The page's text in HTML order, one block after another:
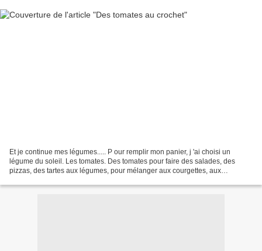
Et je continue mes légumes..... P our remplir mon panier, j 'ai choisi un
légume du soleil. Les tomates. Des tomates pour faire des salades, des
pizzas, des tartes aux légumes, pour mélanger aux courgettes, aux